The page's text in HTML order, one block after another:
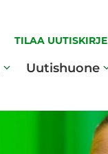
TILAA UUTISKIRJE
Uutishuone